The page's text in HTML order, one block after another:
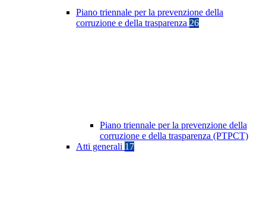
Piano triennale per la prevenzione della
corruzione e della trasparenza 26
Piano triennale per la prevenzione della
corruzione e della trasparenza (PTPCT)
Atti generali 17